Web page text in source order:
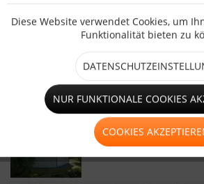
kleines Fenster (bis 1,25m²)
+ 122,88 CHF
großes Fenster (ab
+ 166,40 CHF
Diese Website verwendet Cookies, um
Funktionalität bieten zu
NUR FUNKTIONALE COOKIES
COOKIES